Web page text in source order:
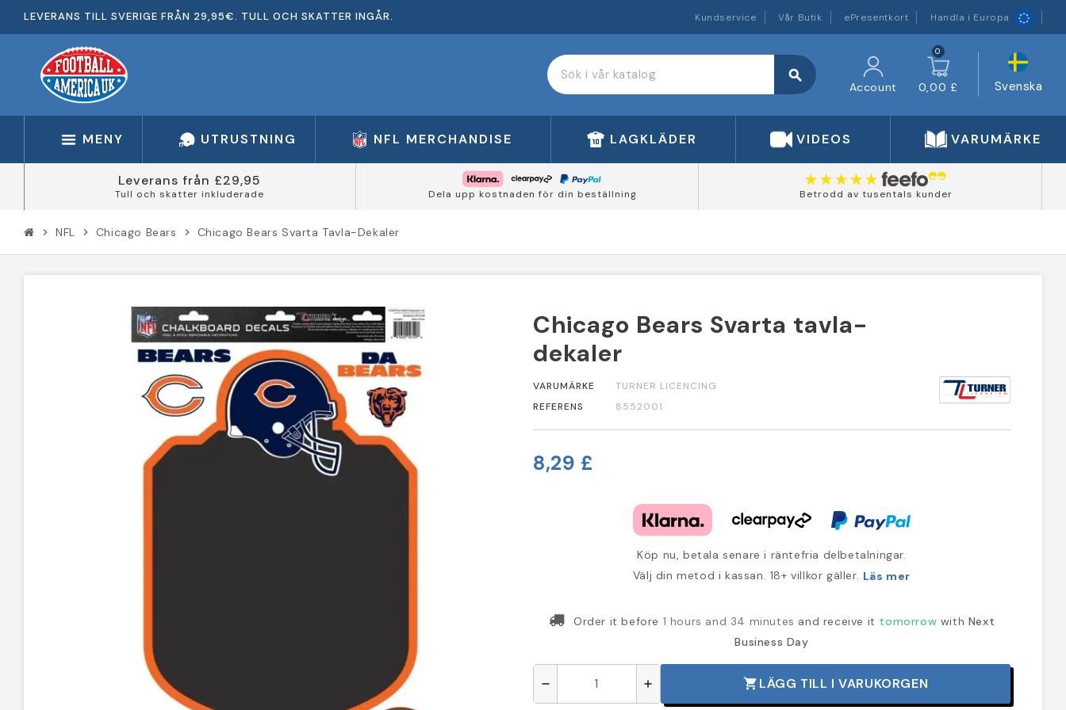
LEVERANS TILL SVERIGE FRÅN 29,95€. TULL OCH SKATTER INGÅR. Kundservice Vår Butik ePresentkort Handla i Europa
search
Account
0
0,00 £ Svenska
MENY UTRUSTNING NFL MERCHANDISE LAGKLÄDER VIDEOS VARUMÄRKEN
Leverans från £29,95
Tull och skatter inkluderade Dela upp kostnaden för din beställning Betrodd av tusentals kunder
chevron_right NFL chevron_right Chicago Bears chevron_right Chicago Bears Svarta Tavla-Dekaler
Chicago Bears Svarta tavla-
dekaler
VARUMÄRKE
TURNER LICENCING
REFERENS
8552001
8,29 £
Köp nu, betala senare i räntefria delbetalningar.
Välj din metod i kassan. 18+ villkor gäller. Läs mer
Order it before 1 hours and 34 minutes and receive it tomorrow with Next
Business Day
remove add shopping_cart LÄGG TILL I VARUKORGEN